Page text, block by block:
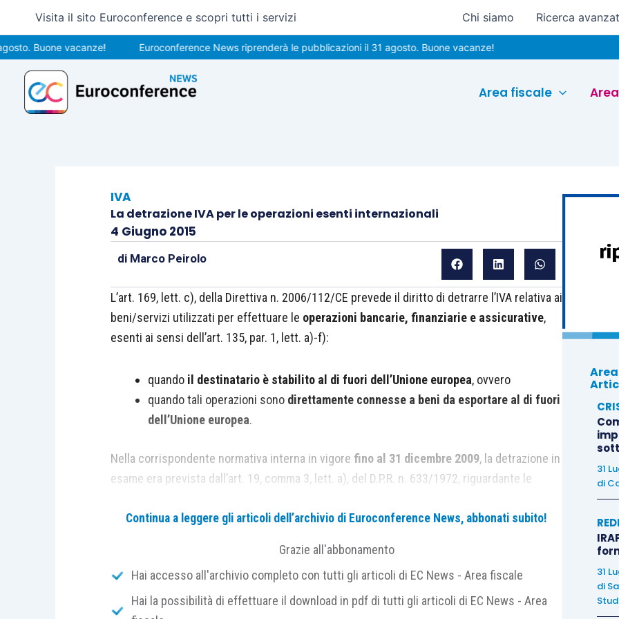
contenuto
Visita il sito Euroconference e scopri tutti i servizi Chi siamo Ricerca
Buone vacanze! Euroconference News riprenderà le pubblicazioni il 31 agosto. Buone vacanze!
Area fiscale
IVA
La detrazione IVA per le operazioni esenti internazionali
4 Giugno 2015
di Marco Peirolo
L’art. 169, lett. c), della Direttiva n. 2006/112/CE prevede il diritto di detrarre l’IVA relativa ai
beni/servizi utilizzati per effettuare le operazioni bancarie, finanziarie e assicurative,
esenti ai sensi dell’art. 135, par. 1, lett. a)-f):
quando il destinatario è stabilito al di fuori dell’Unione europea, ovvero
quando tali operazioni sono direttamente connesse a beni da esportare al di fuori
dell’Unione europea.
Nella corrispondente normativa interna in vigore fino al 31 dicembre 2009, la detrazione in
esame era prevista dall’art. 19, comma 3, lett. a), del D.P.R. n. 633/1972, riguardante le
quelle di cui agli artt. 40 e 41 del D.L. n. 331/1993.
operazioni bancarie, finanziarie e assicurative di cui all’art. 10, comma 1, nn. 1-4), dello
stesso decreto:
Continua a leggere gli articoli dell’archivio di Euroconference News, abbonati subito!
Grazie all'abbonamento
Hai accesso all'archivio completo con tutti gli articoli di EC News - Area fiscale
Hai la possibilità di effettuare il download in pdf di tutti gli articoli di EC News - Area
31
di
31
di